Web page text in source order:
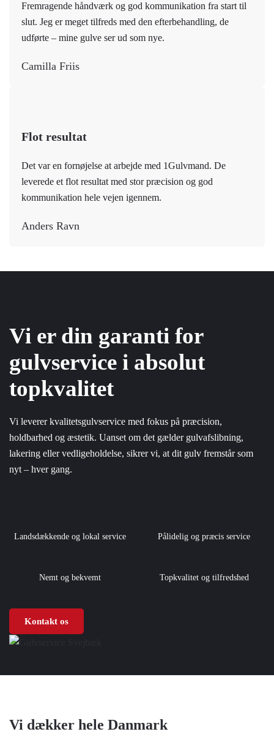
Fremragende håndværk og god kommunikation fra start til
slut. Jeg er meget tilfreds med den efterbehandling, de
udførte – mine gulve ser ud som nye.
Camilla Friis
Flot resultat
Det var en fornøjelse at arbejde med 1Gulvmand. De
leverede et flot resultat med stor præcision og god
kommunikation hele vejen igennem.
Anders Ravn
Vi er din garanti for
gulvservice i absolut
topkvalitet
Vi leverer kvalitetsgulvservice med fokus på præcision,
holdbarhed og æstetik. Uanset om det gælder gulvafslibning,
lakering eller vedligeholdelse, sikrer vi, at dit gulv fremstår som
nyt – hver gang.
Landsdækkende og lokal service Pålidelig og præcis service
Nemt og bekvemt Topkvalitet og tilfredshed
Kontakt os
Vi dækker hele Danmark